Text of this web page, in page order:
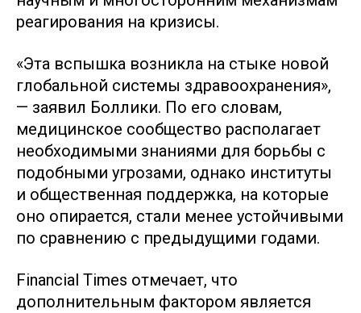
реагирования на кризисы.
«Эта вспышка возникла на стыке новой
глобальной системы здравоохранения»,
— заявил Боллики. По его словам,
медицинское сообщество располагает
необходимыми знаниями для борьбы с
подобными угрозами, однако институты
и общественная поддержка, на которые
оно опирается, стали менее устойчивыми
по сравнению с предыдущими годами.
Financial Times отмечает, что
дополнительным фактором является